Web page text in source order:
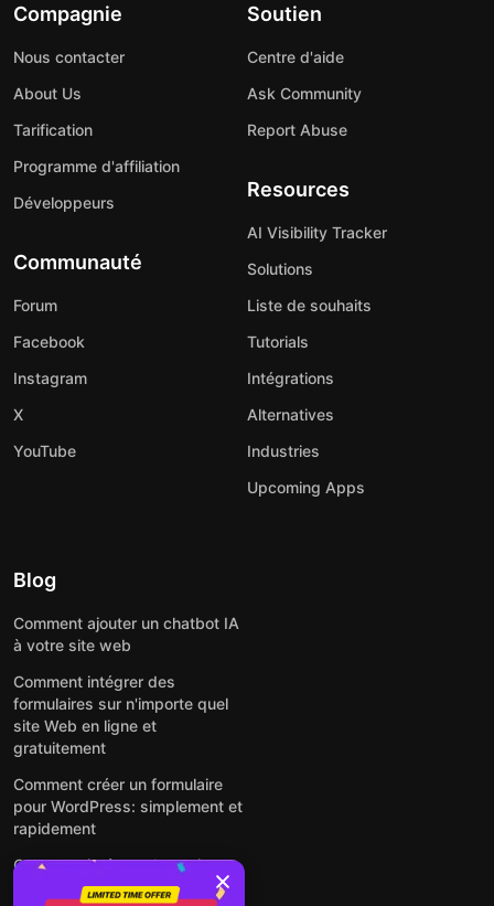
Compagnie
Nous contacter
About Us
Tarification
Programme d'affiliation
Développeurs
Communauté
Forum
Facebook
Instagram
X
YouTube
Soutien
Centre d'aide
Ask Community
Report Abuse
Resources
AI Visibility Tracker
Solutions
Liste de souhaits
Tutorials
Intégrations
Alternatives
Industries
Upcoming Apps
Blog
Comment ajouter un chatbot IA
à votre site web
Comment intégrer des
formulaires sur n'importe quel
site Web en ligne et
gratuitement
Comment créer un formulaire
pour WordPress: simplement et
rapidement
Comment intégrer des avis
Google gratuitement sur un site